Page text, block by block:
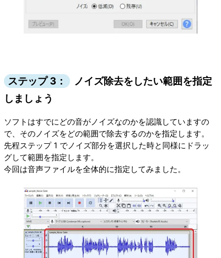
ステップ 3：
ノイズ除去をしたい範囲を指定
しましょう
ソフトはすでにどの音がノイズなのかを認識していますの
で、そのノイズをどの範囲で除去するのかを指定します。
先程ステップ 1 でノイズ部分を選択した時と同様にドラッ
グして範囲を指定します。
今回は音声ファイルを全体的に指定してみました。